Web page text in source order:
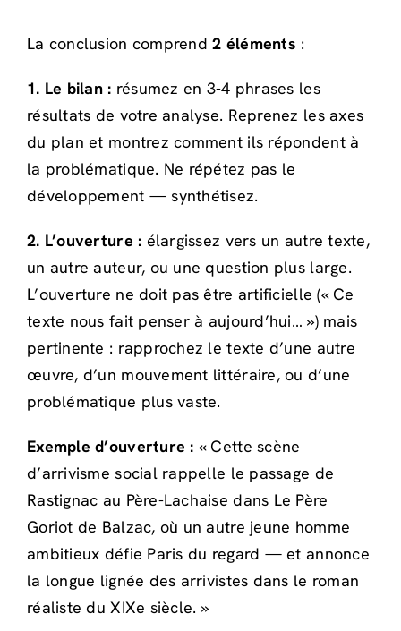
La conclusion comprend2 éléments :
1. Le bilan : résumez en 3-4 phrases les
résultats de votre analyse. Reprenez les axes
du plan et montrez comment ils répondent à
la problématique. Ne répétez pas le
développement — synthétisez.
2. L’ouverture : élargissez vers un autre texte,
un autre auteur, ou une question plus large.
L’ouverture ne doit pas être artificielle (« Ce
texte nous fait penser à aujourd’hui… ») mais
pertinente : rapprochez le texte d’une autre
œuvre, d’un mouvement littéraire, ou d’une
problématique plus vaste.
Exemple d’ouverture : « Cette scène
d’arrivisme social rappelle le passage de
Rastignac au Père-Lachaise dans Le Père
Goriot de Balzac, où un autre jeune homme
ambitieux défie Paris du regard — et annonce
la longue lignée des arrivistes dans le roman
réaliste du XIXe siècle. »